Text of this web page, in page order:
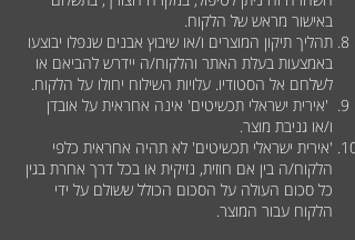
באישור מראש של הלקוח.
תהליך תיקון המוצרים ו/או שיבוץ אבנים שנפלו יבוצעו
באמצעות בעלת האתר והלקוח/ה יידרש להביאם או
לשלחם אל הסטודיו. עלויות השילוח יחולו על הלקוח.
'אירית ישראלי תכשיטים' אינה אחראית על אובדן
ו/או גניבת מוצר.
'אירית ישראלי תכשיטים' לא תהיה אחראית כלפי
הלקוח/ה בין אם חוזית, נזיקית או בכל דרך אחרת בגין
כל סכום העולה על הסכום הכולל ששולם על ידי
הלקוח עבור המוצר.